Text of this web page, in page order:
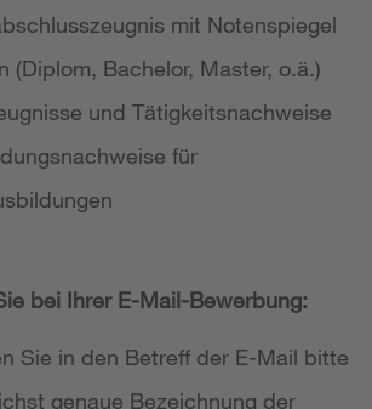
mit Notenspiegel
(Diplom, Bachelor, Master, o.ä.)
und Tätigkeitsnachweise
für
bei Ihrer E-Mail-Bewerbung:
Sie in den Betreff der E-Mail bitte
genaue Bezeichnung der